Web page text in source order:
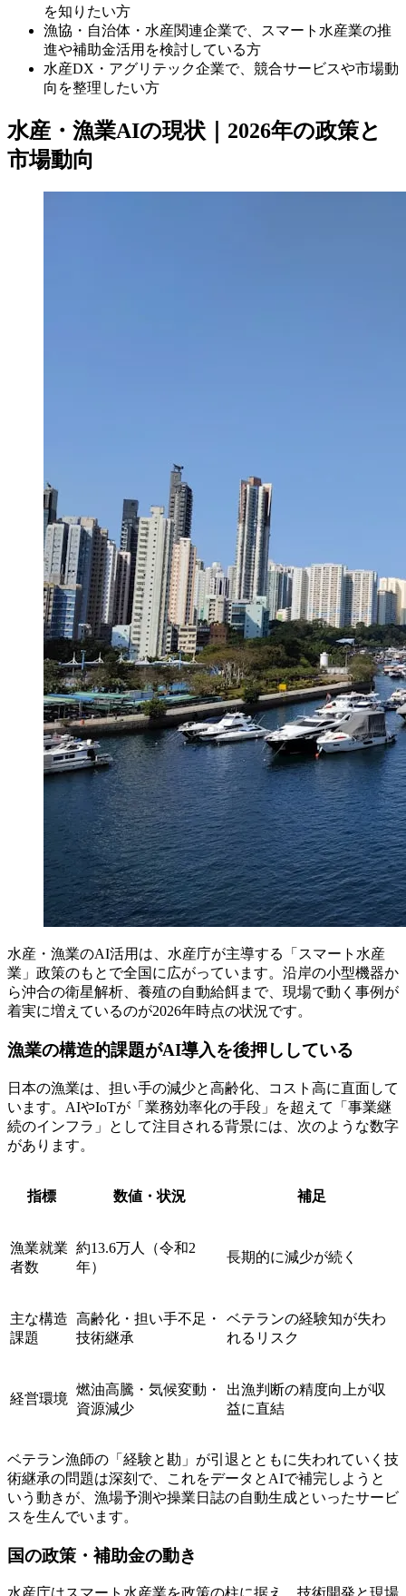
を知りたい方
漁協・自治体・水産関連企業で、スマート水産業の推
進や補助金活用を検討している方
水産DX・アグリテック企業で、競合サービスや市場動
向を整理したい方
水産・漁業AIの現状｜2026年の政策と
市場動向
水産・漁業のAI活用は、水産庁が主導する「スマート水産
業」政策のもとで全国に広がっています。沿岸の小型機器か
ら沖合の衛星解析、養殖の自動給餌まで、現場で動く事例が
着実に増えているのが2026年時点の状況です。
漁業の構造的課題がAI導入を後押ししている
日本の漁業は、担い手の減少と高齢化、コスト高に直面して
います。AIやIoTが「業務効率化の手段」を超えて「事業継
続のインフラ」として注目される背景には、次のような数字
があります。
指標 数値・状況 補足
漁業就業
者数
約13.6万人（令和2
年）
長期的に減少が続く
主な構造
課題
高齢化・担い手不足・
技術継承
ベテランの経験知が失わ
れるリスク
経営環境
燃油高騰・気候変動・
資源減少
出漁判断の精度向上が収
益に直結
ベテラン漁師の「経験と勘」が引退とともに失われていく技
術継承の問題は深刻で、これをデータとAIで補完しようと
いう動きが、漁場予測や操業日誌の自動生成といったサービ
スを生んでいます。
国の政策・補助金の動き